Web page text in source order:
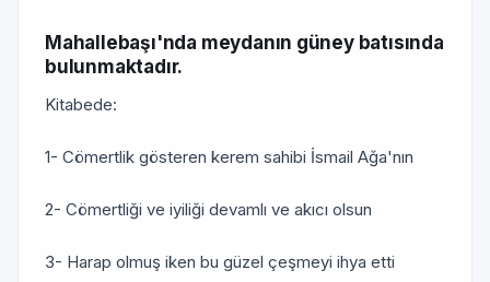
Mahallebaşı'nda meydanın güney batısında
bulunmaktadır.
Kitabede:
1- Cömertlik gösteren kerem sahibi İsmail Ağa'nın
2- Cömertliği ve iyiliği devamlı ve akıcı olsun
3- Harap olmuş iken bu güzel çeşmeyi ihya etti